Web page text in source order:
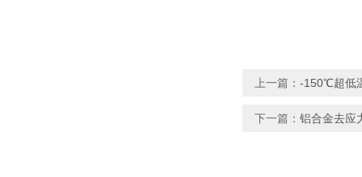
上一篇： -150℃超低
下一篇： 铝合金去应